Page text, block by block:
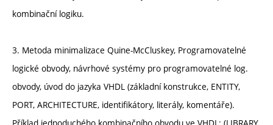
kombinační logiku.
3. Metoda minimalizace Quine-McCluskey, Programovatelné
logické obvody, návrhové systémy pro programovatelné log.
obvody, úvod do jazyka VHDL (základní konstrukce, ENTITY,
PORT, ARCHITECTURE, identifikátory, literály, komentáře).